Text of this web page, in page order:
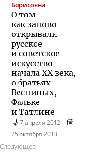
Борисовна
О том,
как заново
открывали
русское
и советское
искусство
начала XX века,
о братьях
Весниных,
Фальке
и Татлине
7 апреля 2012
25 октября 2013
Следующее